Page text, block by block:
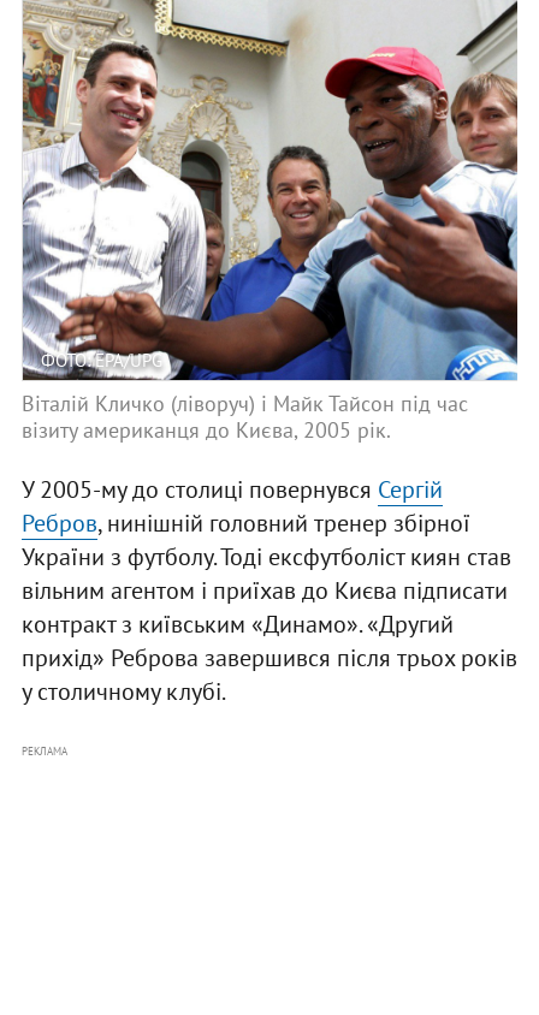
ФОТО: EPA/UPG
Віталій Кличко (ліворуч) і Майк Тайсон під час
візиту американця до Києва, 2005 рік.
У 2005-му до столиці повернувся Сергій
Ребров, нинішній головний тренер збірної
України з футболу. Тоді ексфутболіст киян став
вільним агентом і приїхав до Києва підписати
контракт з київським «Динамо». «Другий
прихід» Реброва завершився після трьох років
у столичному клубі.
РЕКЛАМА